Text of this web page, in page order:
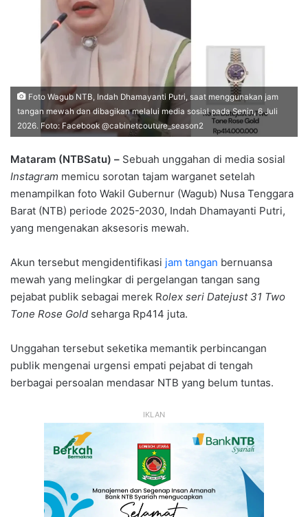
Foto Wagub NTB, Indah Dhamayanti Putri, saat menggunakan jam
tangan mewah dan dibagikan melalui media sosial pada Senin, 6 Juli
2026. Foto: Facebook @cabinetcouture_season2
Mataram (NTBSatu) – Sebuah unggahan di media sosial
Instagram memicu sorotan tajam warganet setelah
menampilkan foto Wakil Gubernur (Wagub) Nusa Tenggara
Barat (NTB) periode 2025-2030, Indah Dhamayanti Putri,
yang mengenakan aksesoris mewah.
Akun tersebut mengidentifikasi jam tangan bernuansa
mewah yang melingkar di pergelangan tangan sang
pejabat publik sebagai merek Rolex seri Datejust 31 Two
Tone Rose Gold seharga Rp414 juta.
Unggahan tersebut seketika memantik perbincangan
publik mengenai urgensi empati pejabat di tengah
berbagai persoalan mendasar NTB yang belum tuntas.
IKLAN